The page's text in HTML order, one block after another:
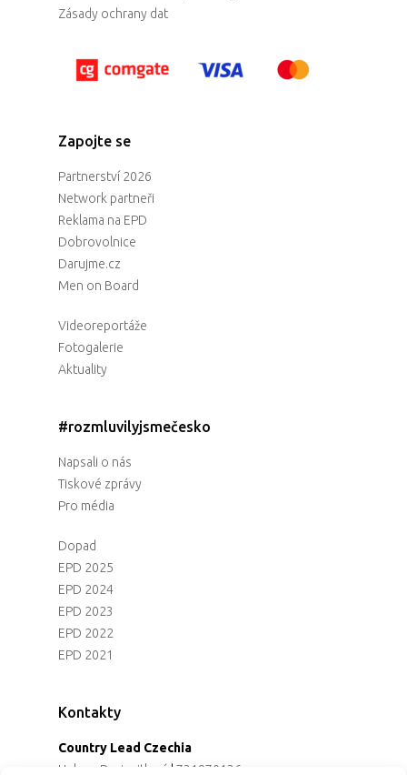
Zásady ochrany dat
Zapojte se
Partnerství 2026
Network partneři
Reklama na EPD
Dobrovolnice
Darujme.cz
Men on Board
Videoreportáže
Fotogalerie
Aktuality
#rozmluvilyjsmečesko
Napsali o nás
Tiskové zprávy
Pro média
Dopad
EPD 2025
EPD 2024
EPD 2023
EPD 2022
EPD 2021
Kontakty
Country Lead Czechia
Helena Dreiseitlová | 731970136